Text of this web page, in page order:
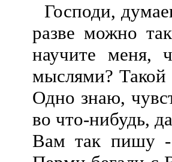
Господи,
разве можно
научите меня,
мыслями? Такой
Одно знаю,
во что-нибудь,
Вам так пишу -